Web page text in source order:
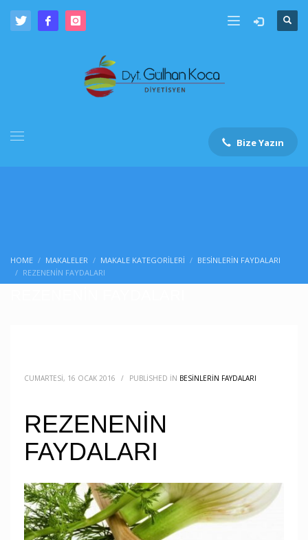
Bize Yazın
HOME MAKALELER MAKALE KATEGORILERI
BESINLERIN FAYDALARI
REZENENİN FAYDALARI
CUMARTESI, 16 OCAK 2016 / PUBLISHED IN BESINLERIN FAYDALARI
REZENENİN
FAYDALARI